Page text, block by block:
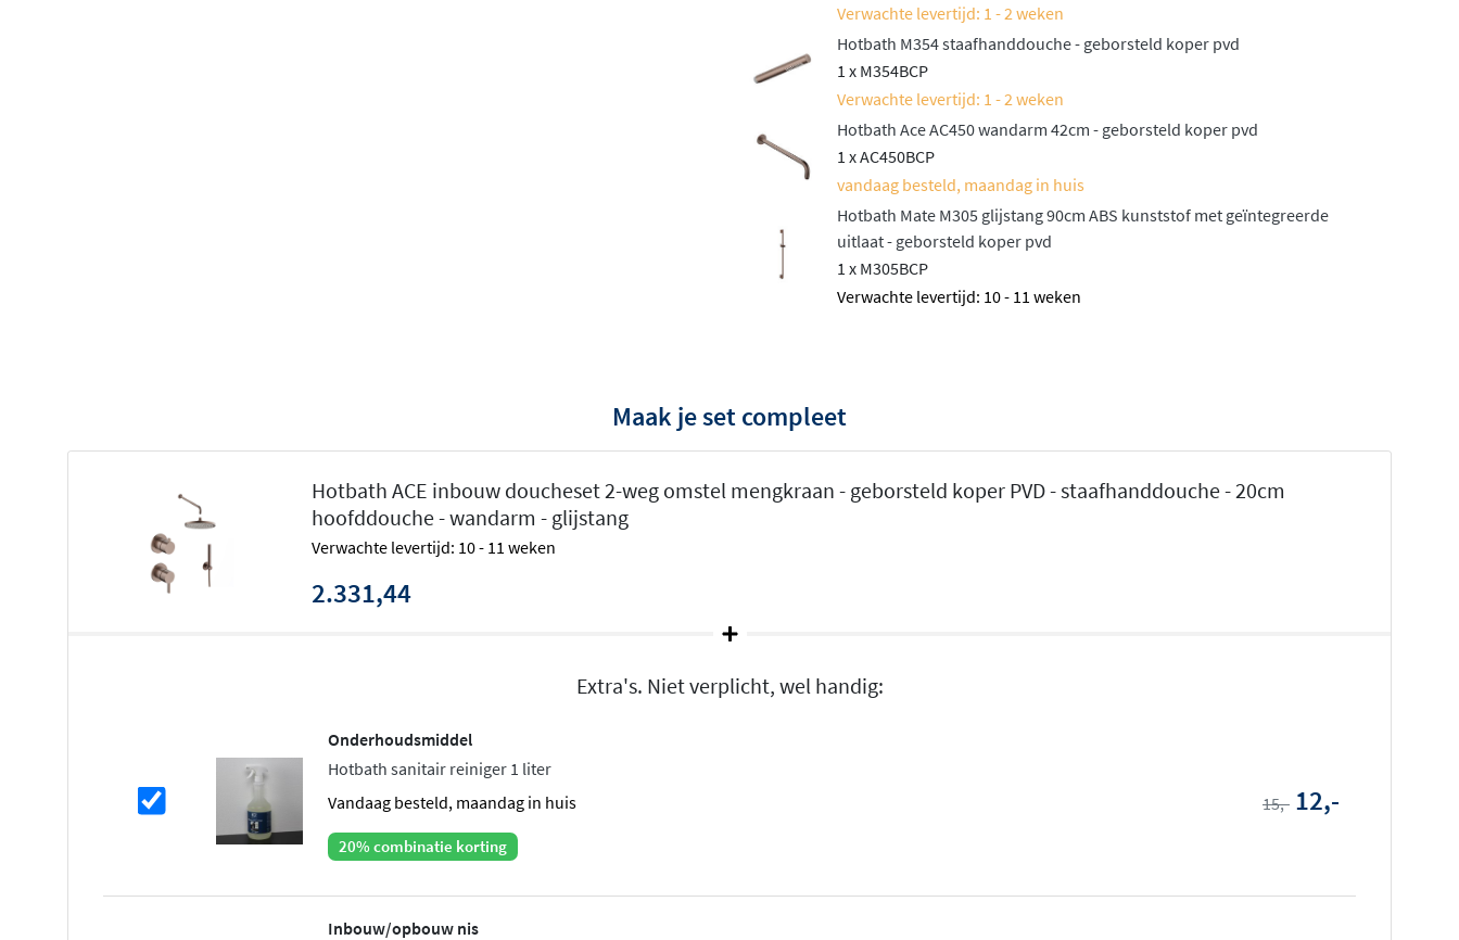
Naast deze inbouwset met mengkraan is de set ook verkrijgbaar in een variant met
thermostaat. Bekijk daarvoor deHotbath ACE inbouw doucheset met thermostaat.
Verwachte levertijd: 1 - 2 weken
Hotbath M354 staafhanddouche - geborsteld koper pvd
1 x M354BCP
Verwachte levertijd: 1 - 2 weken
Hotbath Ace AC450 wandarm 42cm - geborsteld koper pvd
1 x AC450BCP
vandaag besteld, maandag in huis
Hotbath Mate M305 glijstang 90cm ABS kunststof met geïntegreerde
uitlaat - geborsteld koper pvd
1 x M305BCP
Verwachte levertijd: 10 - 11 weken
Maak je set compleet
Hotbath ACE inbouw doucheset 2-weg omstel mengkraan - geborsteld koper PVD - staafhanddouche - 20cm
hoofddouche - wandarm - glijstang
Verwachte levertijd: 10 - 11 weken
2.331,44
Extra's. Niet verplicht, wel handig:
Onderhoudsmiddel
Hotbath sanitair reiniger 1 liter
vandaag besteld, maandag in huis
20% combinatie korting
15,- 12,-
Inbouw/opbouw nis